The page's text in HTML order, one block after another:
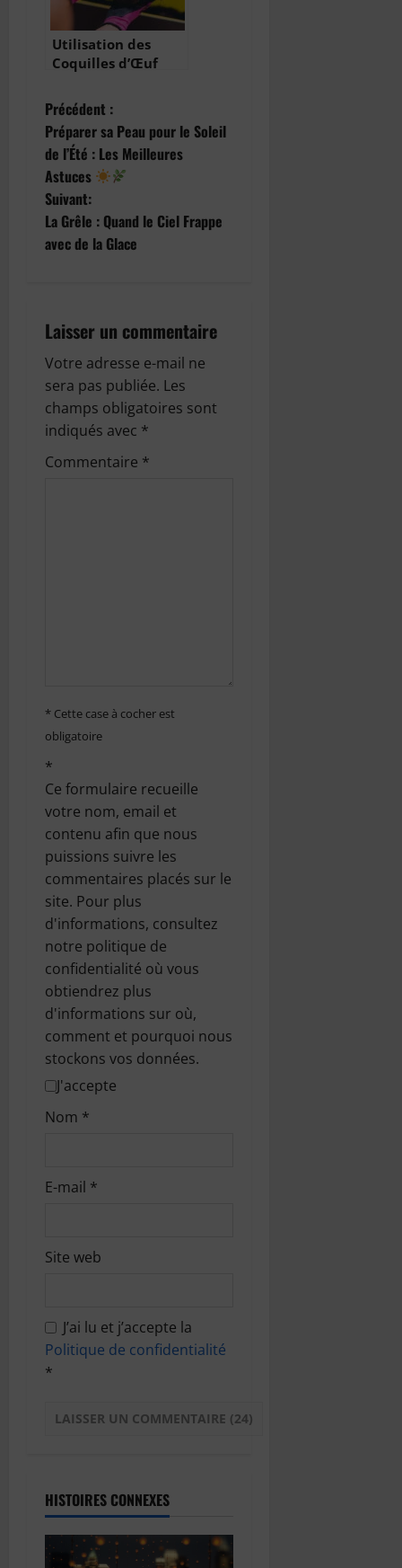
Utilisation des
Coquilles d’Œuf
Un Engrais Naturel
et Écologique
N
a
v
i
t
i
o
n
c
l
e
Précédent :
Préparer sa Peau pour le Soleil
de l’Été : Les Meilleures
Astuces
Suivant:
La Grêle : Quand le Ciel Frappe
avec de la Glace
Laisser un commentaire
Votre adresse e-mail ne
sera pas publiée. Les
champs obligatoires sont
indiqués avec *
Commentaire *
* Cette case à cocher est
obligatoire
*
Ce formulaire recueille
votre nom, email et
contenu afin que nous
puissions suivre les
commentaires placés sur le
site. Pour plus
d'informations, consultez
notre politique de
confidentialité où vous
obtiendrez plus
d'informations sur où,
comment et pourquoi nous
stockons vos données.
J'accepte
Nom *
E-mail *
Site web
J’ai lu et j’accepte la
Politique de confidentialité
*
HISTOIRES CONNEXES